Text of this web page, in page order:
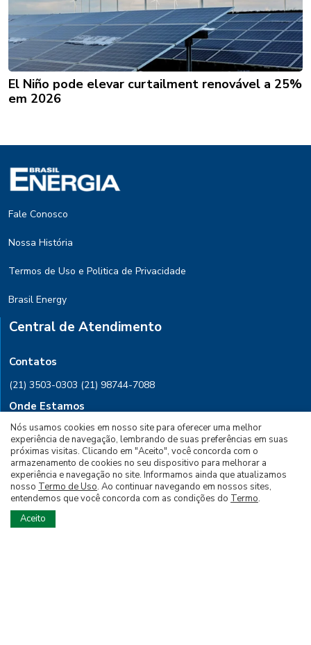
El Niño pode elevar curtailment renovável a 25%
em 2026
Nós usamos cookies em nosso site para oferecer uma melhor
experiência de navegação, lembrando de suas preferências em suas
próximas visitas. Clicando em "Aceito", você concorda com o
armazenamento de cookies no seu dispositivo para melhorar a
experiência e navegação no site. Informamos ainda que atualizamos
nosso Termo de Uso. Ao continuar navegando em nossos sites,
entendemos que você concorda com as condições do Termo.
Aceito
Fale Conosco
Nossa História
Termos de Uso e Politica de Privacidade
Brasil Energy
Central de Atendimento
Contatos
(21) 3503-0303 (21) 98744-7088
Onde Estamos
Rio de Janeiro, Rua Conselheiro
Saraiva, 28 Sala 601, CEP 20091-030
PARA ASSINAR